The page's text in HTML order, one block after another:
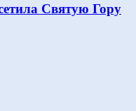
Святую Гору